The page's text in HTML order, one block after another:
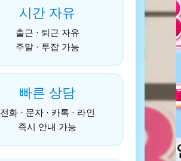
시간 자유
출근 · 퇴근 자유
주말 · 투잡 가능
빠른 상담
전화 · 문자 · 카톡 · 라인
즉시 안내 가능